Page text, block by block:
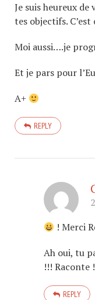
Je suis heureux
tes objectifs.
Moi aussi….je
Et je pars pour
A+
REPLY
! Merci
Ah oui, tu
!!! Raconte
REPLY